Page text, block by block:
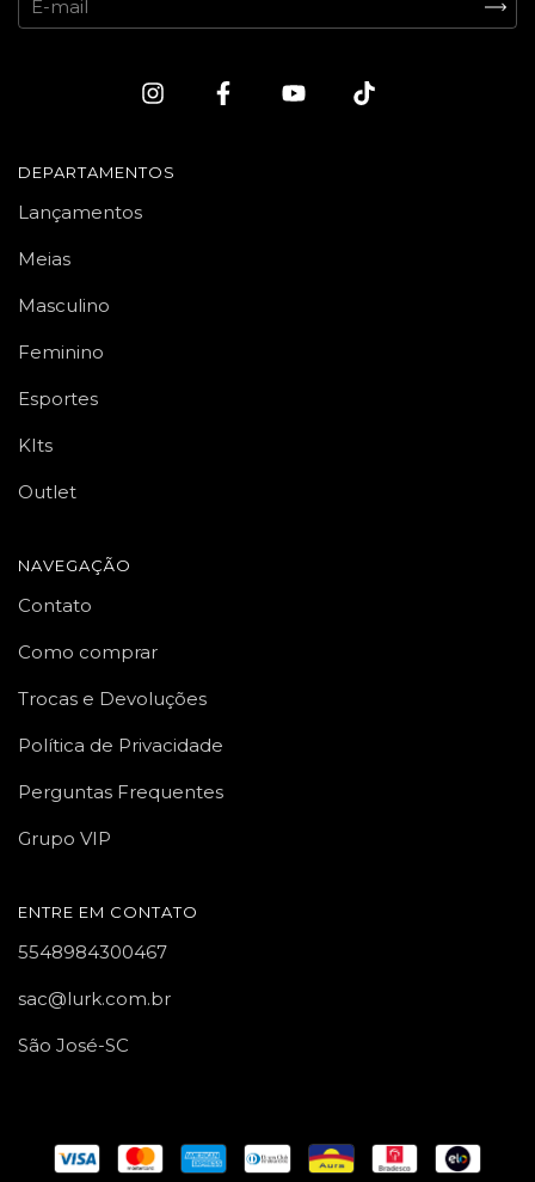
DEPARTAMENTOS
Lançamentos
Meias
Masculino
Feminino
Esportes
KIts
Outlet
NAVEGAÇÃO
Contato
Como comprar
Trocas e Devoluções
Política de Privacidade
Perguntas Frequentes
Grupo VIP
ENTRE EM CONTATO
5548984300467
sac@lurk.com.br
São José-SC